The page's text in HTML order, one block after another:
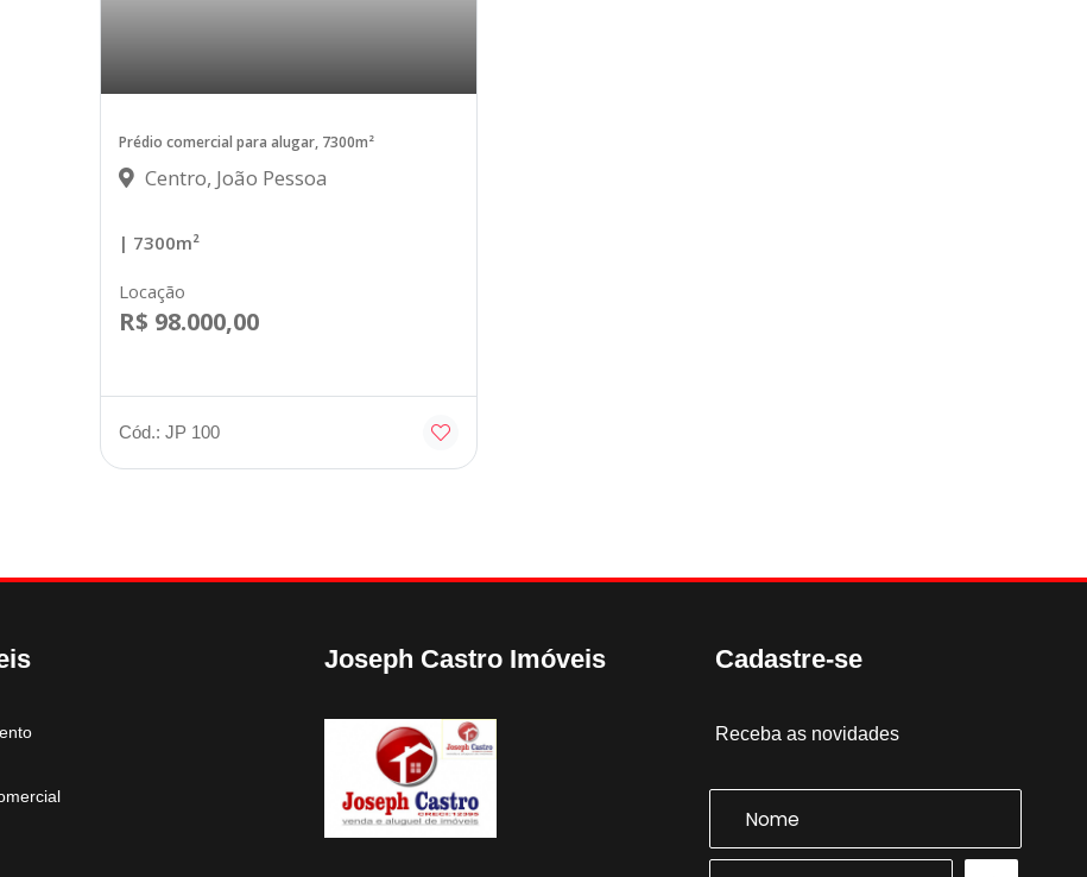
Prédio comercial para alugar, 7300m²
Centro, João Pessoa
| 7300m²
Locação
R$ 98.000,00
Cód.: JP 100
Joseph Castro Imóveis Cadastre-se
Receba as novidades